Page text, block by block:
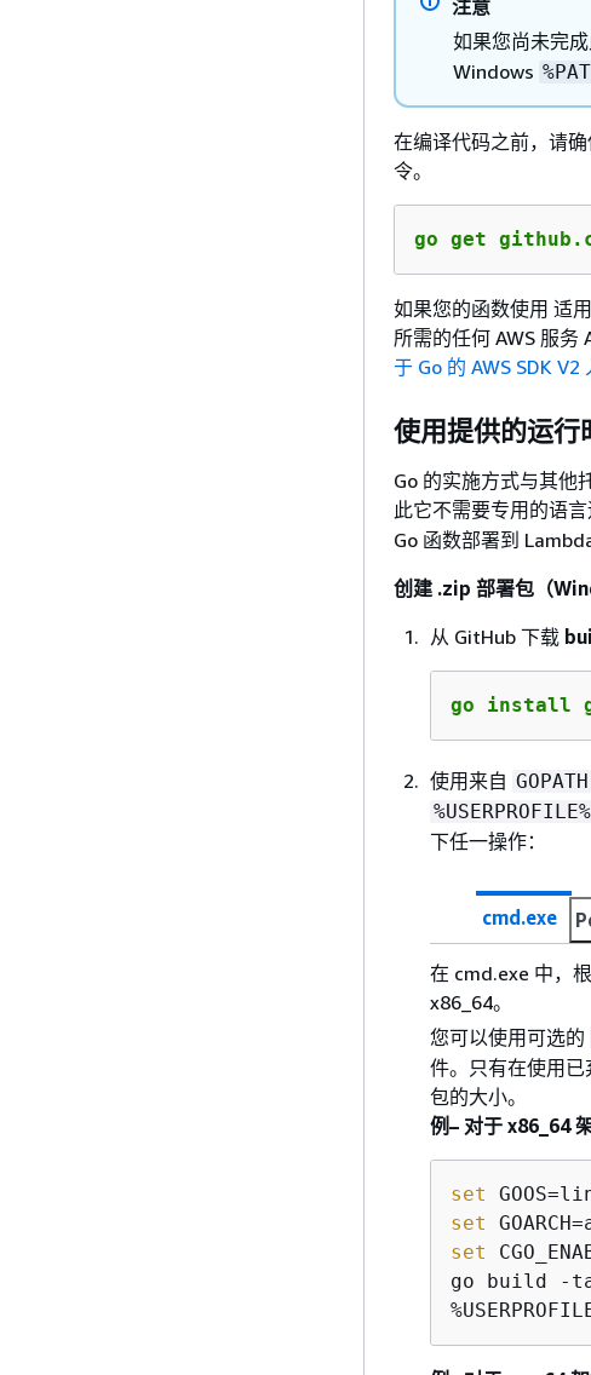
注意
如果您尚未完
Windows
在编译代码之前，请
令。
go get
如果您的函数使用 适
所需的任何 AWS 服务
于 Go 的 AWS SDK V2
使用提供的运行
Go 的实施方式与其他
此它不需要专用的语
Go 函数部署到 Lambda
创建 .zip 部署包（
从 GitHub 下载
go install
使用来自 GOPATH
下任一操作：
cmd.exe
在 cmd.exe 中，
x86_64。
您可以使用可选的
件。只有在使用已
包的大小。
例– 对于 x86_64
set
set
set
go build -